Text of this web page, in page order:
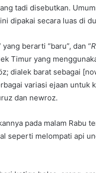
tadi disebutkan.
dipakai secara luas di
yang berarti “baru”, dan “
Timur yang
dialek barat sebagai
variasi ejaan untuk
dan newroz.
pada malam Rabu
seperti melompati api